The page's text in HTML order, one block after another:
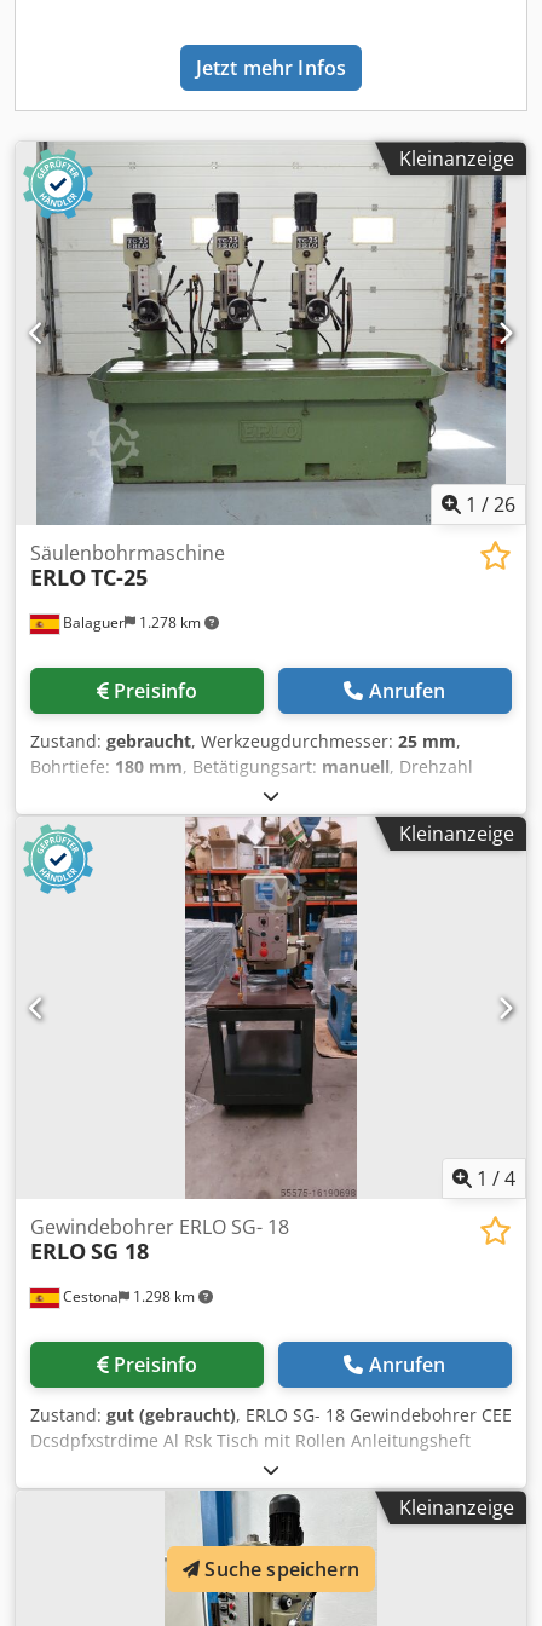
KUPPLUNG PREIS AUF ANFRAGE
Jetzt mehr Infos
Kleinanzeige
1 /26
Balaguer 1.278 km
Säulenbohrmaschine
ERLOTC-25
Preisinfo Anrufen
Zustand: gebraucht, Werkzeugdurchmesser: 25 mm,
Bohrtiefe: 180 mm, Betätigungsart: manuell, Drehzahl
, Tischbreite:
2.080 mm, Marke: Erlo Modell: TC-25 (3 Stück) Antrieb:
Über Zahnräder Vorschub: Manuell Kapazität: 25 mm
Bohrtiefe: 180 mm Morsekegel: 3 Drehzahlen: 8 (96 - 1510
U/min) Dsdoy Av Ebepfx Al Rock Kühlsystem. Tischmaße:
2080x390 mm Mindestabstand Bohrfutter zum Tisch: 300
mm Maximalabstand Bohrfutter zum Tisch: 700 mm
Bohrmaschine mit manueller Höhenverstellung. Hub der
Bohrmaschine: 400 mm
Kleinanzeige
1 /4
Cestona 1.298 km
Gewindebohrer ERLO SG- 18
ERLOSG 18
Preisinfo Anrufen
Zustand: gut (gebraucht), ERLO SG- 18 Gewindebohrer CEE
Dcsdpfxstrdime Al Rsk Tisch mit Rollen Anleitungsheft
Kleinanzeige
Suche speichern